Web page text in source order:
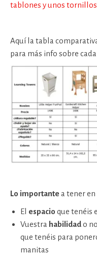
tablones y unos
Aquí la tabla
para más info sobre
Lo importante a tener en
El espacio que tenéis
Vuestra habilidado
que tenéis para
manitas